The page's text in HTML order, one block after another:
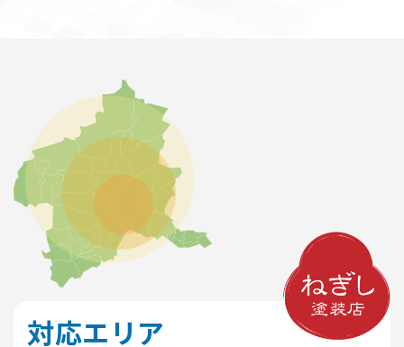
対応エリア